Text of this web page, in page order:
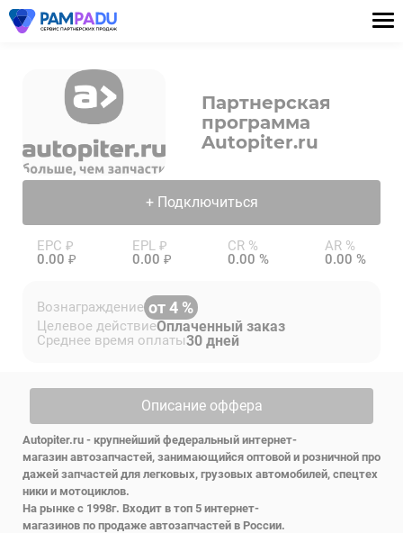
Партнерская
программа
Autopiter.ru
+ Подключиться
EPC ₽
0.00 ₽
EPL ₽
0.00 ₽
CR %
0.00 %
AR %
0.00 %
Вознаграждение от 4 %
Целевое действиеОплаченный заказ
Среднее время оплаты30 дней
Описание оффера
Autopiter.ru - крупнейший федеральный интернет-
магазин автозапчастей, занимающийся оптовой и розничной про
дажей запчастей для легковых, грузовых автомобилей, спецтех
ники и мотоциклов.
На рынке с 1998г. Входит в топ 5 интернет-
магазинов по продаже автозапчастей в России.